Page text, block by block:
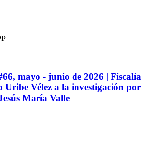
mayo - junio de 2026 | Fiscalía
Vélez a la investigación por
María Valle